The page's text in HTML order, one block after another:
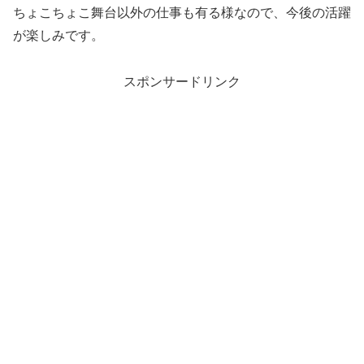
ちょこちょこ舞台以外の仕事も有る様なので、今後の活躍
が楽しみです。
スポンサードリンク